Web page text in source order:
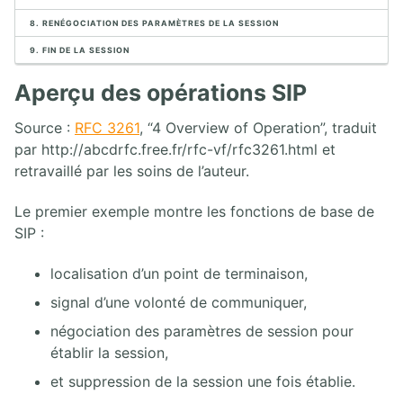
2. CAPTURE ET ANALYSE DE PAQUETS AVEC WIRESHARK
2. Analyse de paquets
4. Introduction à Wireshark
5. Menus de Wireshark
6. Capture de paquets
8. Statistiques Wireshark
9. Analyse VoIP Wireshark
3. PROTOCOLE SIP
1. Architecture SIP
2. Aperçu des opérations SIP
3. INVITE SIP UAC/UAS
4. Réponses SIP
8. RENÉGOCIATION DES PARAMÈTRES DE LA SESSION
9. FIN DE LA SESSION
Aperçu des opérations SIP
Source : RFC 3261, “4 Overview of Operation”, traduit
par http://abcdrfc.free.fr/rfc-vf/rfc3261.html et
retravaillé par les soins de l’auteur.
Le premier exemple montre les fonctions de base de
SIP :
localisation d’un point de terminaison,
signal d’une volonté de communiquer,
négociation des paramètres de session pour
établir la session,
et suppression de la session une fois établie.